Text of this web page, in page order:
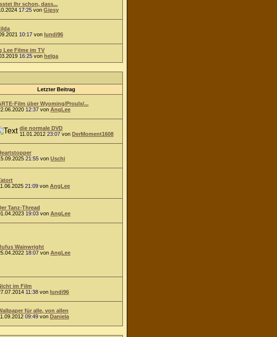
Ihr schon, dass...
17:25 von Gipsy
10:17 von lundi96
Lee Filme im TV
16:25 von helga
Letzter Beitrag
Film über Wyoming/Proulx/...
12:37 von AngLee
die normale DVD
11.01.2012 23:07 von DerMoment1608
21:55 von Uschi
21:09 von AngLee
Tanz-Thread
19:03 von AngLee
Wainwright
18:07 von AngLee
im Film
11:38 von lundi96
für alle, von allen
09:49 von Daniela